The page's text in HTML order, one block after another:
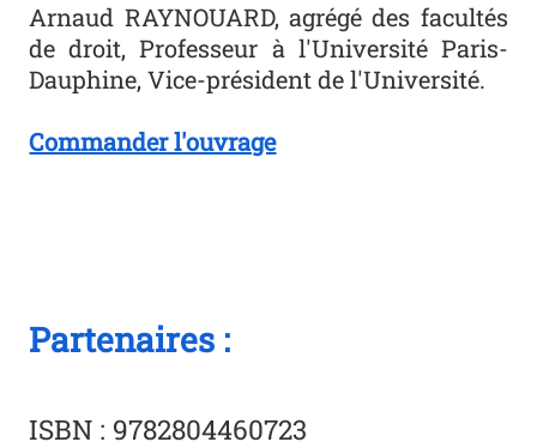
Arnaud RAYNOUARD, agrégé des facultés
de droit, Professeur à l'Université Paris-
Dauphine, Vice-président de l'Université.
Commander l'ouvrage
Partenaires :
ISBN : 9782804460723